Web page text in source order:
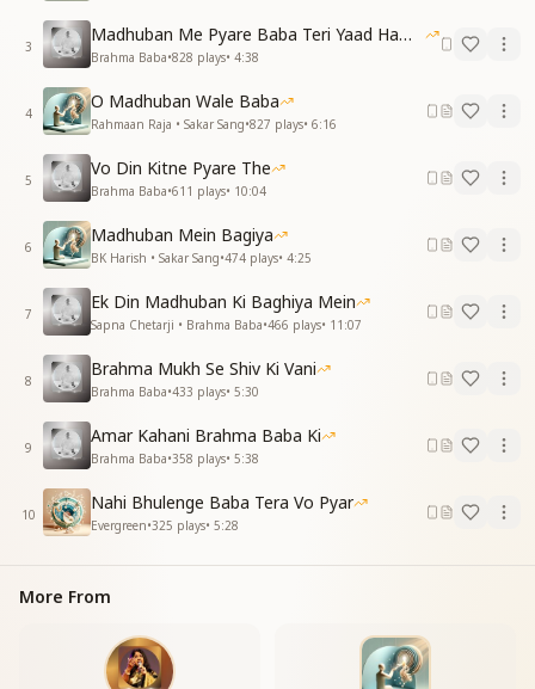
By receiving Your introduction,
We have attained supreme bliss.
The mind has bloomed like a lotus
Since the time we accepted You.
Now the sun of happiness shines,
Now the sun of happiness shines,
Because You have shown us the path.
दिल से निकले बाबा हर पल
जीवन हमारा बना दिया।
दिल से निकले बाबा हर पल
From the heart flows gratitude every moment, Baba,
You have transformed our life.
From the heart flows gratitude every moment, Baba.
जब से पकड़ा हाथ तुम्हारा
पवित्रता वरदान मिला।
जब से पकड़ा हाथ तुम्हारा
पवित्रता वरदान मिला।
सब जग हमको लगे है अपना
ऐसा आत्मज्ञान मिला।
भाई भाई का तूने जो
भाई भाई का तूने जो
नाता ऐसा बना दिया।
Since we held Your hand,
We received the blessing of purity.
Since we held Your hand,
3
Madhuban Me Pyare Baba Teri Yaad Hamko Aaye
Brahma Baba•828 plays• 4:38
4
O Madhuban Wale Baba
Rahmaan Raja • Sakar Sang•827 plays• 6:16
5
Vo Din Kitne Pyare The
Brahma Baba•611 plays• 10:04
6
Madhuban Mein Bagiya
BK Harish • Sakar Sang•474 plays• 4:25
7
Ek Din Madhuban Ki Baghiya Mein
Sapna Chetarji • Brahma Baba•466 plays• 11:07
8
Brahma Mukh Se Shiv Ki Vani
Brahma Baba•433 plays• 5:30
9
Amar Kahani Brahma Baba Ki
Brahma Baba•358 plays• 5:38
10
Nahi Bhulenge Baba Tera Vo Pyar
Evergreen•325 plays• 5:28
More From